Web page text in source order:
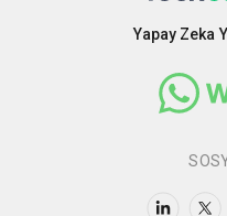
Yapay Zeka